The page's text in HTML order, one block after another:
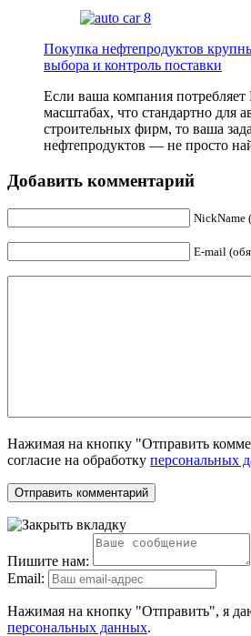
Покупка нефтепродуктов
выбора и контроль поставки
Если ваша компания
масштабах, что стандартно для
строительных фирм, то ваша
нефтепродуктов — не просто
Добавить комментарий
NickName
E-mail
Нажимая на кнопку "Отправить
согласие на обработку персональных
Пишите нам:
Email:
Нажимая на кнопку "Отправить", я
персональных данных.